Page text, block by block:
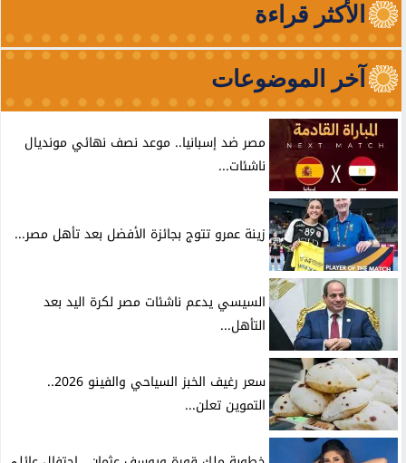
الأكثر قراءة
آخر الموضوعات
مصر ضد إسبانيا.. موعد نصف نهائي مونديال
ناشئات...
زينة عمرو تتوج بجائزة الأفضل بعد تأهل مصر...
السيسي يدعم ناشئات مصر لكرة اليد بعد
التأهل...
سعر رغيف الخبز السياحي والفينو 2026..
التموين تعلن...